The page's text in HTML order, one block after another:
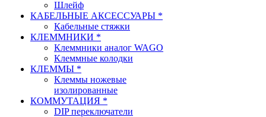
Шлейф
КАБЕЛЬНЫЕ АКСЕССУАРЫ *
Кабельные стяжки
КЛЕММНИКИ *
Клеммники аналог WAGO
Клеммные колодки
КЛЕММЫ *
Клеммы ножевые
изолированные
КОММУТАЦИЯ *
DIP переключатели